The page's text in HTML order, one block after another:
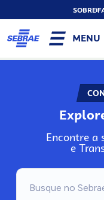
SOBRE
MENU
Encontre a
e